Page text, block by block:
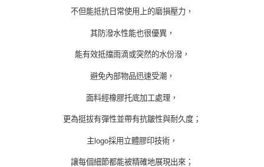
不但能抵抗日常使用上的磨損壓力，
其防潑水性能也很優異，
能有效抵擋雨滴或突然的水份潑，
避免內部物品迅速受潮，
面料經橡膠托底加工處理，
更為挺拔有彈性並帶有抗皺性與耐久度；
主logo採用立體膠印技術，
讓每個細節都能被精確地展現出來；